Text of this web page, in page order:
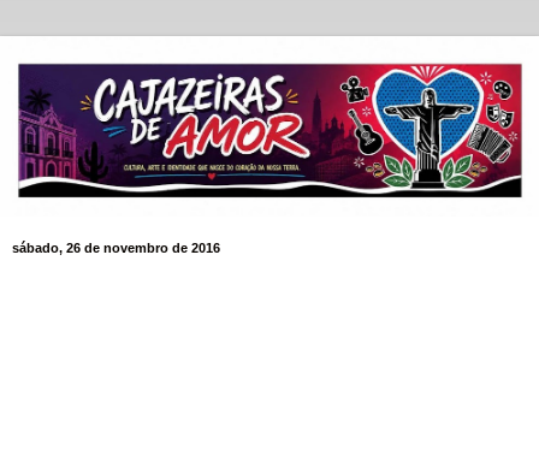
sábado, 26 de novembro de 2016